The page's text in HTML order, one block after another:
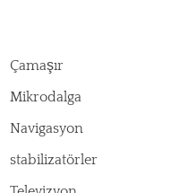
Çamaşır
Mikrodalga
Navigasyon
stabilizatörler